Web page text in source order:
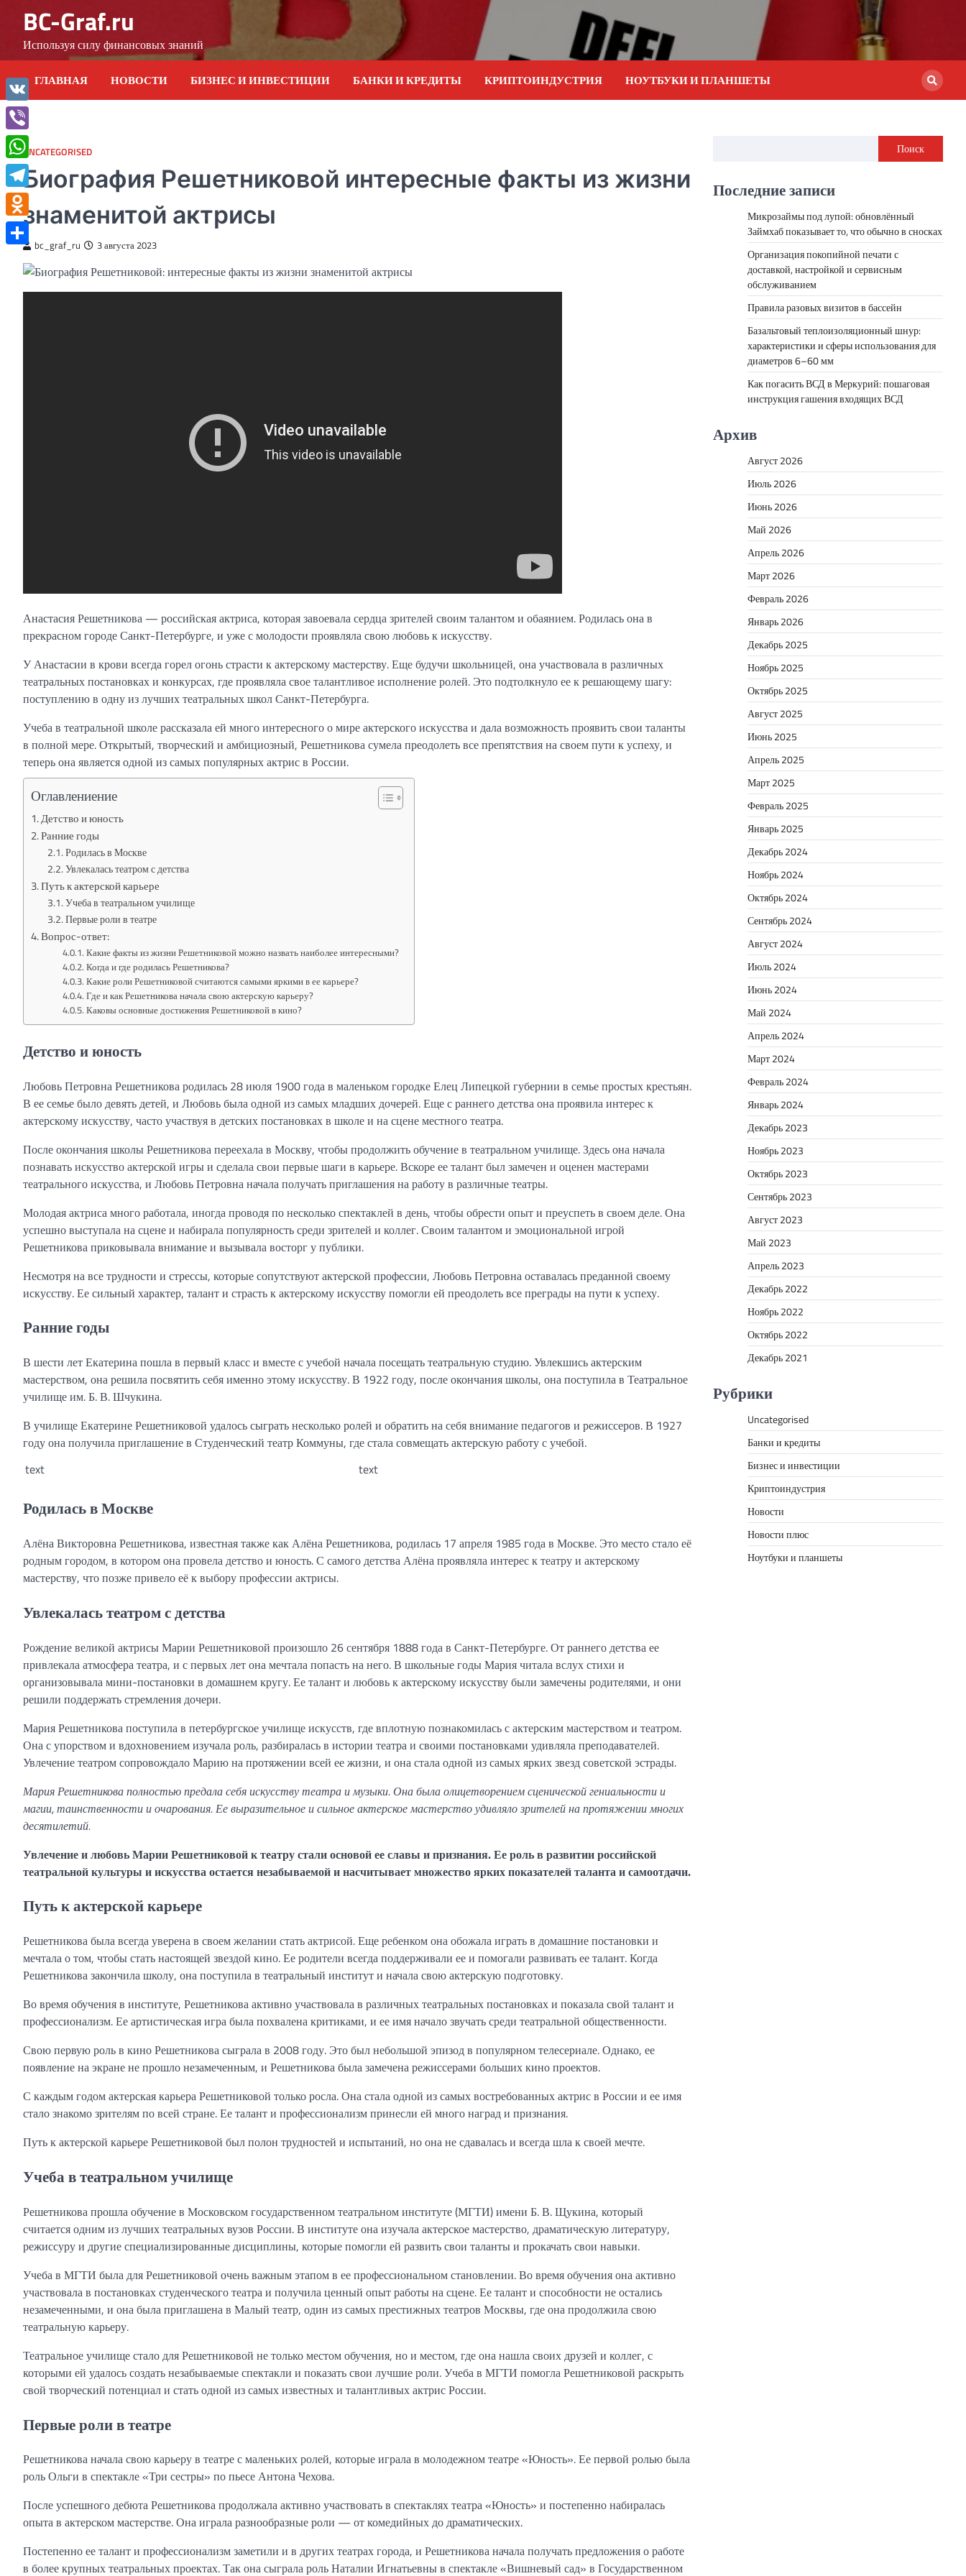
content
BC-Graf.ru
Используя силу финансовых знаний
ГЛАВНАЯ НОВОСТИ БИЗНЕС И ИНВЕСТИЦИИ БАНКИ И КРЕДИТЫ КРИПТОИНДУСТРИЯ НОУТБУКИ И ПЛАНШЕТЫ
UNCATEGORISED
Биография Решетниковой интересные факты из жизни
знаменитой актрисы
bc_graf_ru 3 августа 2023
Анастасия Решетникова — российская актриса, которая завоевала сердца зрителей своим талантом и обаянием. Родилась она в
прекрасном городе Санкт-Петербурге, и уже с молодости проявляла свою любовь к искусству.
У Анастасии в крови всегда горел огонь страсти к актерскому мастерству. Еще будучи школьницей, она участвовала в различных
театральных постановках и конкурсах, где проявляла свое талантливое исполнение ролей. Это подтолкнуло ее к решающему шагу:
поступлению в одну из лучших театральных школ Санкт-Петербурга.
Учеба в театральной школе рассказала ей много интересного о мире актерского искусства и дала возможность проявить свои таланты
в полной мере. Открытый, творческий и амбициозный, Решетникова сумела преодолеть все препятствия на своем пути к успеху, и
теперь она является одной из самых популярных актрис в России.
Оглавлениение
Детство и юность
Ранние годы
Родилась в Москве
Увлекалась театром с детства
Путь к актерской карьере
Учеба в театральном училище
Первые роли в театре
Вопрос-ответ:
Какие факты из жизни Решетниковой можно назвать наиболее интересными?
Когда и где родилась Решетникова?
Какие роли Решетниковой считаются самыми яркими в ее карьере?
Где и как Решетникова начала свою актерскую карьеру?
Каковы основные достижения Решетниковой в кино?
Детство и юность
Любовь Петровна Решетникова родилась 28 июля 1900 года в маленьком городке Елец Липецкой губернии в семье простых крестьян.
В ее семье было девять детей, и Любовь была одной из самых младших дочерей. Еще с раннего детства она проявила интерес к
актерскому искусству, часто участвуя в детских постановках в школе и на сцене местного театра.
После окончания школы Решетникова переехала в Москву, чтобы продолжить обучение в театральном училище. Здесь она начала
познавать искусство актерской игры и сделала свои первые шаги в карьере. Вскоре ее талант был замечен и оценен мастерами
театрального искусства, и Любовь Петровна начала получать приглашения на работу в различные театры.
Молодая актриса много работала, иногда проводя по несколько спектаклей в день, чтобы обрести опыт и преуспеть в своем деле. Она
успешно выступала на сцене и набирала популярность среди зрителей и коллег. Своим талантом и эмоциональной игрой
Решетникова приковывала внимание и вызывала восторг у публики.
Несмотря на все трудности и стрессы, которые сопутствуют актерской профессии, Любовь Петровна оставалась преданной своему
искусству. Ее сильный характер, талант и страсть к актерскому искусству помогли ей преодолеть все преграды на пути к успеху.
Ранние годы
В шести лет Екатерина пошла в первый класс и вместе с учебой начала посещать театральную студию. Увлекшись актерским
мастерством, она решила посвятить себя именно этому искусству. В 1922 году, после окончания школы, она поступила в Театральное
училище им. Б. В. Шчукина.
В училище Екатерине Решетниковой удалось сыграть несколько ролей и обратить на себя внимание педагогов и режиссеров. В 1927
году она получила приглашение в Студенческий театр Коммуны, где стала совмещать актерскую работу с учебой.
text
text
Родилась в Москве
Алёна Викторовна Решетникова, известная также как Алёна Решетникова, родилась 17 апреля 1985 года в Москве. Это место стало её
родным городом, в котором она провела детство и юность. С самого детства Алёна проявляла интерес к театру и актерскому
мастерству, что позже привело её к выбору профессии актрисы.
Увлекалась театром с детства
Рождение великой актрисы Марии Решетниковой произошло 26 сентября 1888 года в Санкт-Петербурге. От раннего детства ее
привлекала атмосфера театра, и с первых лет она мечтала попасть на него. В школьные годы Мария читала вслух стихи и
организовывала мини-постановки в домашнем кругу. Ее талант и любовь к актерскому искусству были замечены родителями, и они
решили поддержать стремления дочери.
Мария Решетникова поступила в петербургское училище искусств, где вплотную познакомилась с актерским мастерством и театром.
Она с упорством и вдохновением изучала роль, разбиралась в истории театра и своими постановками удивляла преподавателей.
Увлечение театром сопровождало Марию на протяжении всей ее жизни, и она стала одной из самых ярких звезд советской эстрады.
Мария Решетникова полностью предала себя искусству театра и музыки. Она была олицетворением сценической гениальности и
магии, таинственности и очарования. Ее выразительное и сильное актерское мастерство удивляло зрителей на протяжении многих
десятилетий.
Увлечение и любовь Марии Решетниковой к театру стали основой ее славы и признания. Ее роль в развитии российской
театральной культуры и искусства остается незабываемой и насчитывает множество ярких показателей таланта и самоотдачи.
Путь к актерской карьере
Решетникова была всегда уверена в своем желании стать актрисой. Еще ребенком она обожала играть в домашние постановки и
мечтала о том, чтобы стать настоящей звездой кино. Ее родители всегда поддерживали ее и помогали развивать ее талант. Когда
Решетникова закончила школу, она поступила в театральный институт и начала свою актерскую подготовку.
Во время обучения в институте, Решетникова активно участвовала в различных театральных постановках и показала свой талант и
профессионализм. Ее артистическая игра была похвалена критиками, и ее имя начало звучать среди театральной общественности.
Свою первую роль в кино Решетникова сыграла в 2008 году. Это был небольшой эпизод в популярном телесериале. Однако, ее
появление на экране не прошло незамеченным, и Решетникова была замечена режиссерами больших кино проектов.
С каждым годом актерская карьера Решетниковой только росла. Она стала одной из самых востребованных актрис в России и ее имя
стало знакомо зрителям по всей стране. Ее талант и профессионализм принесли ей много наград и признания.
Путь к актерской карьере Решетниковой был полон трудностей и испытаний, но она не сдавалась и всегда шла к своей мечте.
Учеба в театральном училище
Решетникова прошла обучение в Московском государственном театральном институте (МГТИ) имени Б. В. Щукина, который
считается одним из лучших театральных вузов России. В институте она изучала актерское мастерство, драматическую литературу,
режиссуру и другие специализированные дисциплины, которые помогли ей развить свои таланты и прокачать свои навыки.
Учеба в МГТИ была для Решетниковой очень важным этапом в ее профессиональном становлении. Во время обучения она активно
участвовала в постановках студенческого театра и получила ценный опыт работы на сцене. Ее талант и способности не остались
незамеченными, и она была приглашена в Малый театр, один из самых престижных театров Москвы, где она продолжила свою
театральную карьеру.
Театральное училище стало для Решетниковой не только местом обучения, но и местом, где она нашла своих друзей и коллег, с
которыми ей удалось создать незабываемые спектакли и показать свои лучшие роли. Учеба в МГТИ помогла Решетниковой раскрыть
свой творческий потенциал и стать одной из самых известных и талантливых актрис России.
Первые роли в театре
Решетникова начала свою карьеру в театре с маленьких ролей, которые играла в молодежном театре «Юность». Ее первой ролью была
роль Ольги в спектакле «Три сестры» по пьесе Антона Чехова.
После успешного дебюта Решетникова продолжала активно участвовать в спектаклях театра «Юность» и постепенно набиралась
опыта в актерском мастерстве. Она играла разнообразные роли — от комедийных до драматических.
Постепенно ее талант и профессионализм заметили и в других театрах города, и Решетникова начала получать предложения о работе
в более крупных театральных проектах. Так она сыграла роль Наталии Игнатьевны в спектакле «Вишневый сад» в Государственном
Поиск
Последние записи
Микрозаймы под лупой: обновлённый
Займхаб показывает то, что обычно в сносках
Организация покопийной печати с
доставкой, настройкой и сервисным
обслуживанием
Правила разовых визитов в бассейн
Базальтовый теплоизоляционный шнур:
характеристики и сферы использования для
диаметров 6–60 мм
Как погасить ВСД в Меркурий: пошаговая
инструкция гашения входящих ВСД
Архив
Август 2026
Июль 2026
Июнь 2026
Май 2026
Апрель 2026
Март 2026
Февраль 2026
Январь 2026
Декабрь 2025
Ноябрь 2025
Октябрь 2025
Август 2025
Июнь 2025
Апрель 2025
Март 2025
Февраль 2025
Январь 2025
Декабрь 2024
Ноябрь 2024
Октябрь 2024
Сентябрь 2024
Август 2024
Июль 2024
Июнь 2024
Май 2024
Апрель 2024
Март 2024
Февраль 2024
Январь 2024
Декабрь 2023
Ноябрь 2023
Октябрь 2023
Сентябрь 2023
Август 2023
Май 2023
Апрель 2023
Декабрь 2022
Ноябрь 2022
Октябрь 2022
Декабрь 2021
Рубрики
Uncategorised
Банки и кредиты
Бизнес и инвестиции
Криптоиндустрия
Новости
Новости плюс
Ноутбуки и планшеты
VK
Viber
WhatsApp
Telegram
Odnoklassniki
Отправить